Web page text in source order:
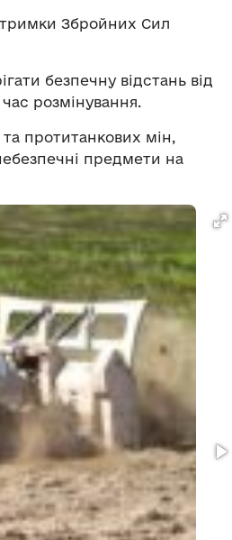
Збройних Сил
безпечну відстань від
розмінування.
протитанкових мін,
предмети на